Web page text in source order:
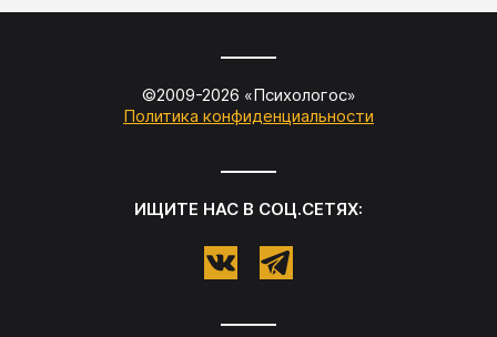
©2009-2026 «Психологос»
Политика конфиденциальности
ИЩИТЕ НАС В СОЦ.СЕТЯХ: